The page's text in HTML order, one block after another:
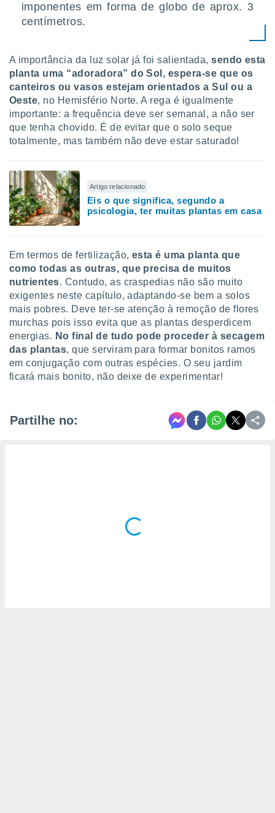
imponentes em forma de globo de aprox. 3
centímetros.
A importância da luz solar já foi salientada,sendo esta
planta uma “adoradora” do Sol, espera-se que os
canteiros ou vasos estejam orientados a Sul ou a
Oeste, no Hemisfério Norte. A rega é igualmente
importante: a frequência deve ser semanal, a não ser
que tenha chovido. É de evitar que o solo seque
totalmente, mas também não deve estar saturado!
Artigo relacionado
Eis o que significa, segundo a
psicologia, ter muitas plantas em casa
Em termos de fertilização, esta é uma planta que
como todas as outras, que precisa de muitos
nutrientes. Contudo, as craspedias não são muito
exigentes neste capítulo, adaptando-se bem a solos
mais pobres. Deve ter-se atenção à remoção de flores
murchas pois isso evita que as plantas desperdicem
energias. No final de tudo pode proceder à secagem
das plantas, que serviram para formar bonitos ramos
em conjugação com outras espécies. O seu jardim
ficará mais bonito, não deixe de experimentar!
Partilhe no: